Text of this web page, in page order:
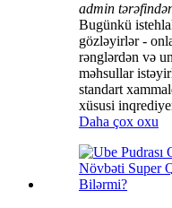
admin
Bugünkü
gözləyirlər -
rənglərdən və
məhsullar
standart
xüsusi
Daha çox oxu